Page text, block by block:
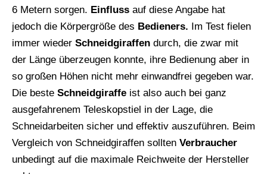
6 Metern sorgen. Einfluss auf diese Angabe hat
jedoch die Körpergröße des Bedieners. Im Test fielen
immer wieder Schneidgiraffen durch, die zwar mit
der Länge überzeugen konnte, ihre Bedienung aber in
so großen Höhen nicht mehr einwandfrei gegeben war.
Die beste Schneidgiraffe ist also auch bei ganz
ausgefahrenem Teleskopstiel in der Lage, die
Schneidarbeiten sicher und effektiv auszuführen. Beim
Vergleich von Schneidgiraffen sollten Verbraucher
unbedingt auf die maximale Reichweite der Hersteller